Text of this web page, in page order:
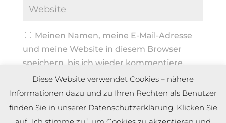
Meinen Namen, meine E-Mail-Adresse
und meine Website in diesem Browser
speichern, bis ich wieder kommentiere.
Diese Website verwendet Cookies – nähere
Informationen dazu und zu Ihren Rechten als Benutzer
finden Sie in unserer Datenschutzerklärung. Klicken Sie